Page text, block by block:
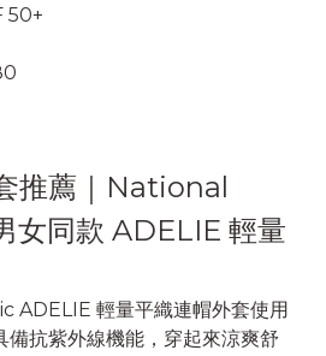
50+
推薦｜National
女同款 ADELIE 輕量
輕量平織連帽外套使用
備抗紫外線機能，穿起來涼爽舒